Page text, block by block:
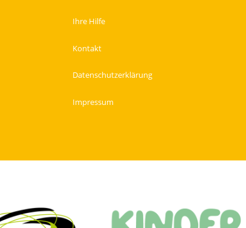
Ihre Hilfe
Kontakt
Datenschutzerklärung
Impressum